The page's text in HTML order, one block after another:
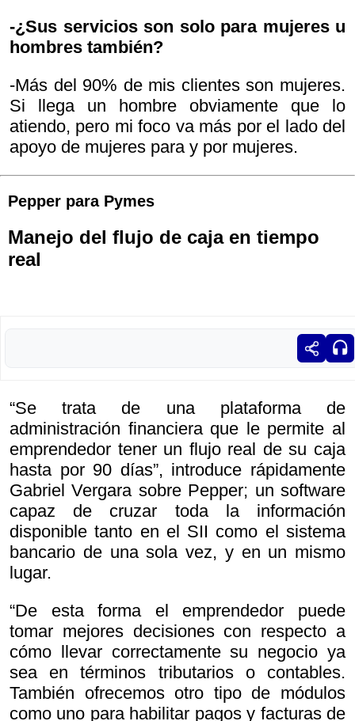
-¿Sus servicios son solo para mujeres u
hombres también?
-Más del 90% de mis clientes son mujeres.
Si llega un hombre obviamente que lo
atiendo, pero mi foco va más por el lado del
apoyo de mujeres para y por mujeres.
Pepper para Pymes
Manejo del flujo de caja en tiempo
real
“Se trata de una plataforma de
administración financiera que le permite al
emprendedor tener un flujo real de su caja
hasta por 90 días”, introduce rápidamente
Gabriel Vergara sobre Pepper; un software
capaz de cruzar toda la información
disponible tanto en el SII como el sistema
bancario de una sola vez, y en un mismo
lugar.
“De esta forma el emprendedor puede
tomar mejores decisiones con respecto a
cómo llevar correctamente su negocio ya
sea en términos tributarios o contables.
También ofrecemos otro tipo de módulos
como uno para habilitar pagos y facturas de